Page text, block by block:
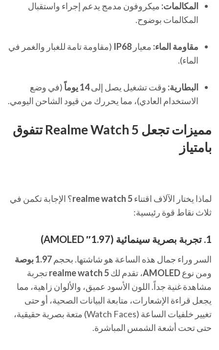
المكالمات: ميكروفون مدمج يدعم إجراء واستقبال
المكالمات بوضوح.
مقاومة الماء: معيار IP68 (مقاومة تامة للغبار والغمر في
الماء).
البطارية: وقت تشغيل يصل إلى14 يوماً
(في وضع
الاستخدام العادي)، مما يحررك من قيود الشاحن اليومي.
مميزات تجعل Realme Watch 5 تتفوق
بامتياز
لماذا يختار الآلاف اقتناءrealme watch 5؟ الإجابة تكمن في
ثلاث نقاط قوة رئيسية:
1. تجربة بصرية سينمائية (1.97″ AMOLED)
السر وراء جمال هذه الساعة هو شاشتها. بحجم 1.97 بوصة
ومن نوعAMOLED، تقدم لكrealme watch 5تجربة
مشاهدة غنية جداً. اللون الأسود عميق، والألوان زاهية، مما
يجعل قراءة الإشعارات، متابعة البيانات الصحية، أو حتى
تغيير خلفيات الساعة (Watch Faces) متعة بصرية حقيقية،
حتى تحت أشعة الشمس المباشرة.